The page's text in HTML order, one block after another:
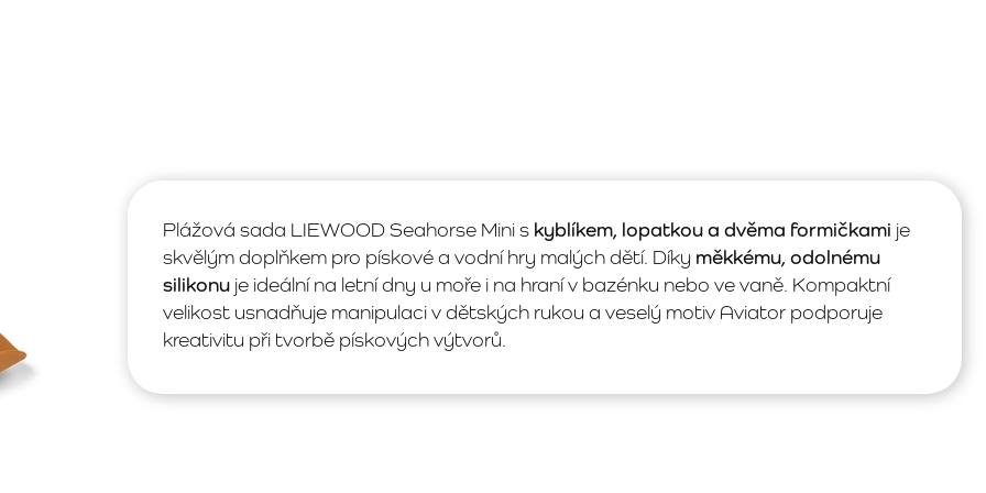
Plážová sada LIEWOOD Seahorse Mini s kyblíkem, lopatkou a dvěma formičkami je
skvělým doplňkem pro pískové a vodní hry malých dětí. Díky měkkému, odolnému
silikonuje ideální na letní dny u moře i na hraní v bazénku nebo ve vaně. Kompaktní
velikost usnadňuje manipulaci v dětských rukou a veselý motiv Aviator podporuje
kreativitu při tvorbě pískových výtvorů.